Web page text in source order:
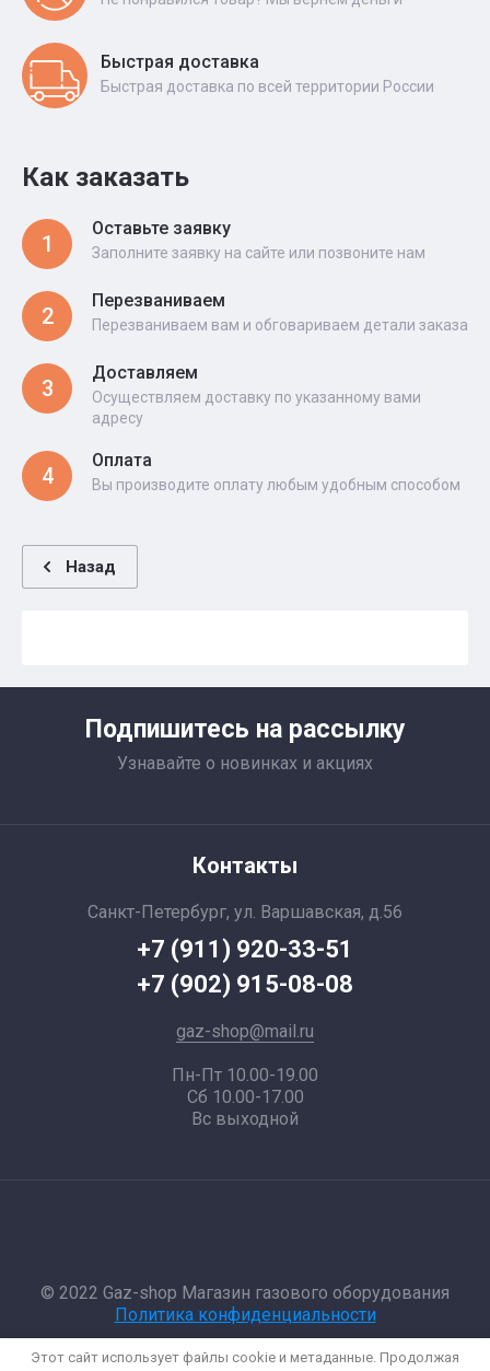
Быстрая доставка
Быстрая доставка по всей территории России
Как заказать
1
Оставьте заявку
Заполните заявку на сайте или позвоните нам
2
Перезваниваем
Перезваниваем вам и обговариваем детали заказа
3
Доставляем
Осуществляем доставку по указанному вами
адресу
4
Оплата
Вы производите оплату любым удобным способом
Назад
Подпишитесь на рассылку
Узнавайте о новинках и акциях
Контакты
Санкт-Петербург, ул. Варшавская, д.56
+7 (911) 920-33-51
+7 (902) 915-08-08
gaz-shop@mail.ru
Пн-Пт 10.00-19.00
Сб 10.00-17.00
Вс выходной
© 2022 Gaz-shop Магазин газового оборудования
Политика конфиденциальности
Megagroup.ru
Этот сайт использует файлы cookie и метаданные. Продолжая